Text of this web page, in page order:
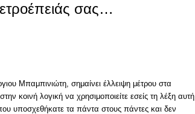
σας…
Μπαμπινιώτη, σημαίνει έλλειψη μέτρου στα
κοινή λογική να χρησιμοποιείτε εσείς τη λέξη αυτή
υποσχεθήκατε τα πάντα στους πάντες και δεν